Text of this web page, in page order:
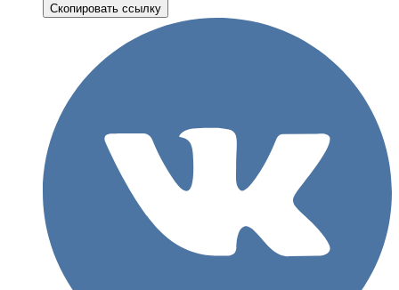
Скопировать ссылку